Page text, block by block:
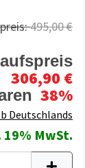
495,00 €
306,90 €
38%
Deutschlands
MwSt.